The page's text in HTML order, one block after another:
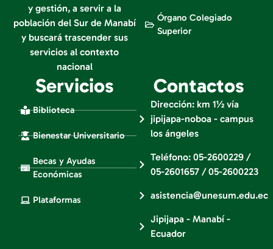
y gestión, a servir a la
población del Sur de Manabí
y buscará trascender sus
servicios al contexto
nacional
Órgano Colegiado
Superior
Servicios
Biblioteca
Bienestar Universitario
Becas y Ayudas
Económicas
Plataformas
Contactos
Dirección: km 1½ vía
jipijapa-noboa - campus
los ángeles
Teléfono: 05-2600229 /
05-2601657 / 05-2600223
asistencia@unesum.edu.ec
Jipijapa - Manabí -
Ecuador